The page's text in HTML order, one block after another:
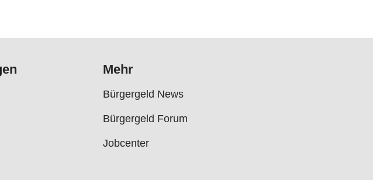
Mehr
Bürgergeld News
Bürgergeld Forum
Jobcenter